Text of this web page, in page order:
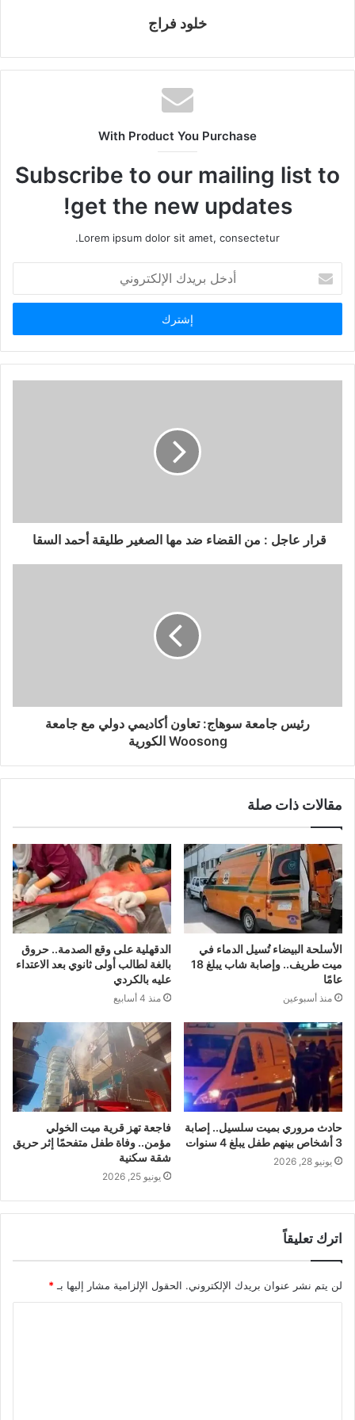
خلود فراج
With Product You Purchase
Subscribe to our mailing list to
get the new updates!
Lorem ipsum dolor sit amet, consectetur.
بريدك
الإلكتروني
قرار عاجل : من القضاء ضد مها الصغير طليقة أحمد السقا
رئيس جامعة سوهاج: تعاون أكاديمي دولي مع جامعة
Woosong الكورية
مقالات ذات صلة
الأسلحة البيضاء تُسيل الدماء في
ميت طريف.. وإصابة شاب يبلغ 18
عامًا
منذ أسبوعين
الدقهلية على وقع الصدمة.. حروق
بالغة لطالب أولى ثانوي بعد الاعتداء
عليه بالكردي
منذ 4 أسابيع
حادث مروري بميت سلسيل.. إصابة
3 أشخاص بينهم طفل يبلغ 4 سنوات
يونيو 28, 2026
فاجعة تهز قرية ميت الخولي
مؤمن.. وفاة طفل متفحمًا إثر حريق
شقة سكنية
يونيو 25, 2026
اترك تعليقاً
لن يتم نشر عنوان بريدك الإلكتروني. الحقول الإلزامية مشار إليها بـ *